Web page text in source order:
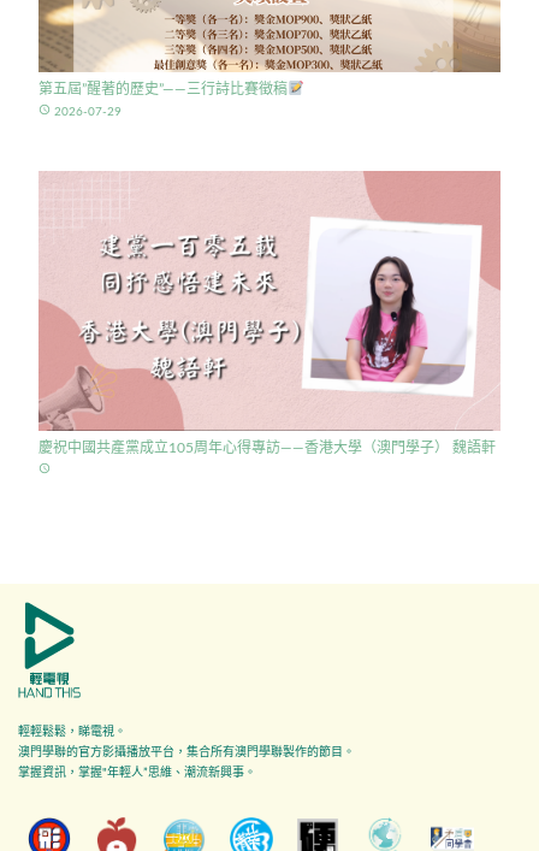
第五屆”醒著的歷史”——三行詩比賽徵稿
access_time 2026-07-29
慶祝中國共產黨成立105周年心得專訪——香港大學（澳門學子） 魏語軒
access_time
輕輕鬆鬆，睇電視。
澳門學聯的官方影攝播放平台，集合所有澳門學聯製作的節目。
掌握資訊，掌握"年輕人”思維、潮流新興事。